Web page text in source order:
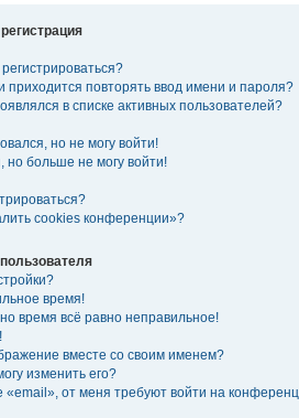
приходится повторять ввод имени и пароля?
в списке активных пользователей?
но не могу войти!
но больше не могу войти!
cookies конференции»?
время!
время всё равно неправильное!
вместе со своим именем?
изменить его?
«email», от меня требуют войти на